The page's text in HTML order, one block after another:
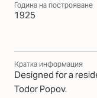
Година на построяване
1925
Кратка информация
Designed for a
Todor Popov.